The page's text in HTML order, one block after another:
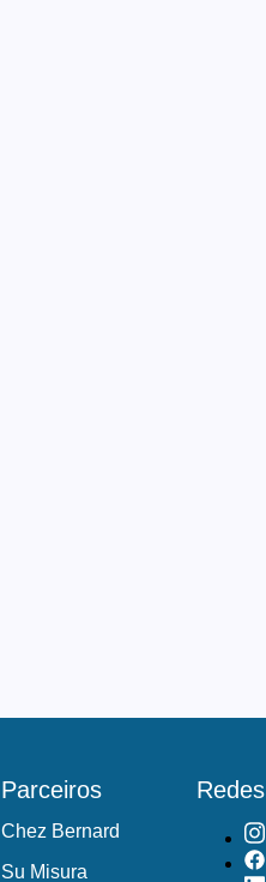
Parceiros
Chez Bernard
Su Misura
Redes